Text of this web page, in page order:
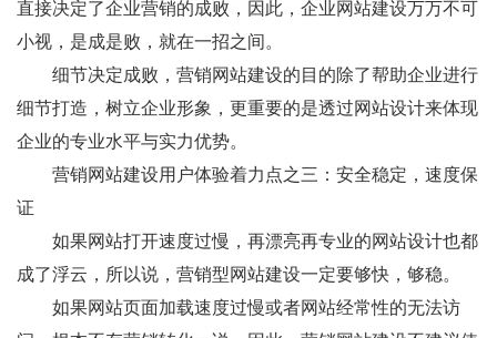
直接决定了企业营销的成败，因此，企业网站建设万万不可
小视，是成是败，就在一招之间。
细节决定成败，营销网站建设的目的除了帮助企业进行
细节打造，树立企业形象，更重要的是透过网站设计来体现
企业的专业水平与实力优势。
营销网站建设用户体验着力点之三：安全稳定，速度保
证
如果网站打开速度过慢，再漂亮再专业的网站设计也都
成了浮云，所以说，营销型网站建设一定要够快，够稳。
如果网站页面加载速度过慢或者网站经常性的无法访